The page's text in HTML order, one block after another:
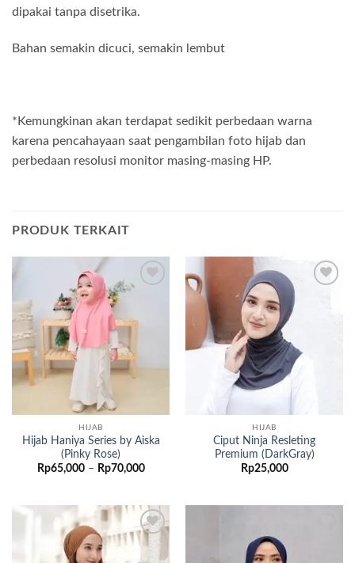
dipakai tanpa disetrika.
Bahan semakin dicuci, semakin lembut
*Kemungkinan akan terdapat sedikit perbedaan warna
karena pencahayaan saat pengambilan foto hijab dan
perbedaan resolusi monitor masing-masing HP.
PRODUK TERKAIT
HIJAB
Hijab Haniya Series by Aiska
(Pinky Rose)
Rp65,000 – Rp70,000Rentang
Rp70,000
wishlist
HIJAB
Ciput Ninja Resleting
Premium (DarkGray)
Rp25,000
Add to